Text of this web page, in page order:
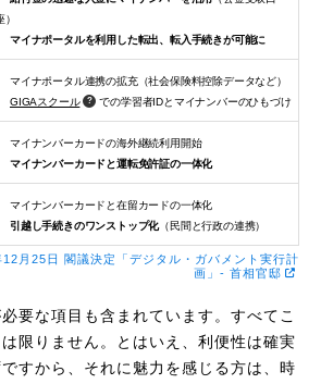
）
マイナポータルを利用した転出、転入手続きが可能に
マイナポータル連携の拡充（社会保険料控除データなど）
GIGAスクール
での学習者IDとマイナンバーのひもづけ
マイナンバーカードの海外継続利用開始
マイナンバーカードと運転免許証の一体化
マイナンバーカードと在留カードの一体化
引越し手続きのワンストップ化（民間と行政の連携）
12月25日 閣議決定「デジタル・ガバメント実行計
画」- 首相官邸
要な項目も含まれています。すべてこ
限りません。とはいえ、利便性は確実
すから、それに魅力を感じる方は、時